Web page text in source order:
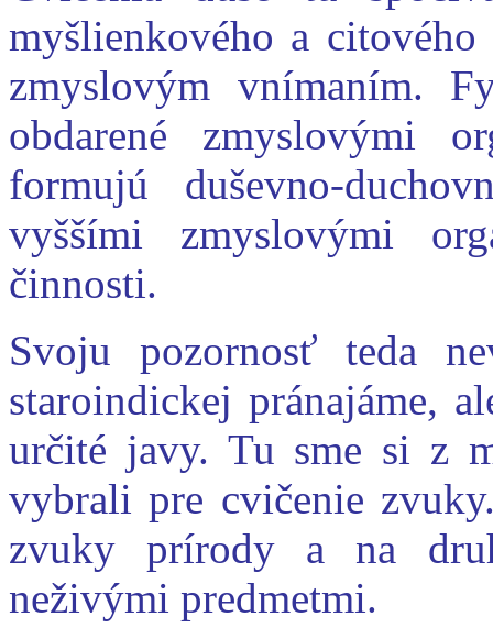
myšlienkového a
zmyslovým vnímaním.
obdarené zmyslovými
formujú duševno-
vyššími zmyslovými
činnosti.
Svoju pozornosť teda
staroindickej pránajáme,
určité javy. Tu sme si z
vybrali pre cvičenie
zvuky prírody a na
neživými predmetmi.